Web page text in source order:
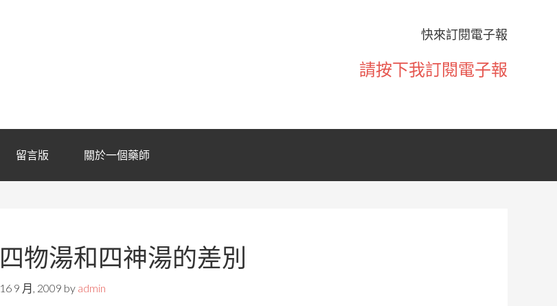
快來訂閱電子報
請按下我訂閱電子報
留言版 關於一個藥師
四物湯和四神湯的差別
16 9 月, 2009 by admin